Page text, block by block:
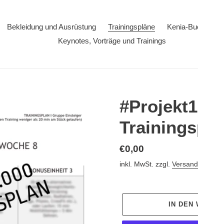
Bekleidung und Ausrüstung Trainingspläne
Kenia-
Keynotes, Vorträge und Trainings
Normaler
Preis
€0,00
inkl. MwSt. zzgl.
IN DEN